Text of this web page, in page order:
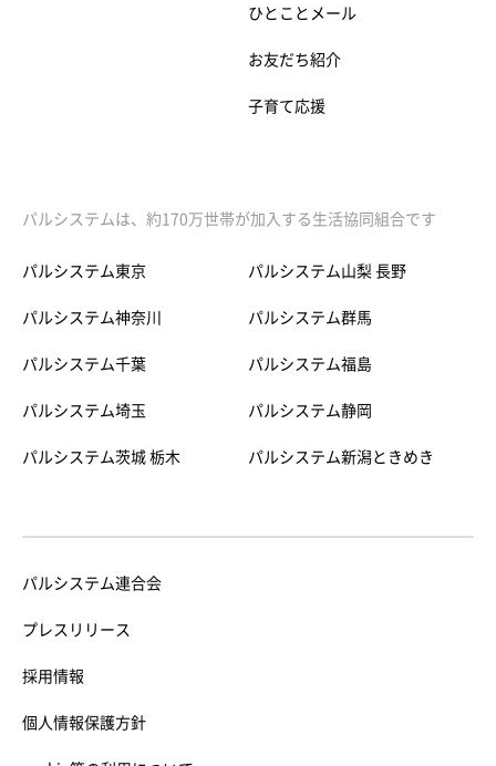
ひとことメール
お友だち紹介
子育て応援
パルシステムは、約170万世帯が加入する生活協同組合です
パルシステム東京
パルシステム神奈川
パルシステム千葉
パルシステム埼玉
パルシステム茨城 栃木
パルシステム山梨 長野
パルシステム群馬
パルシステム福島
パルシステム静岡
パルシステム新潟ときめき
パルシステム連合会
プレスリリース
採用情報
個人情報保護方針